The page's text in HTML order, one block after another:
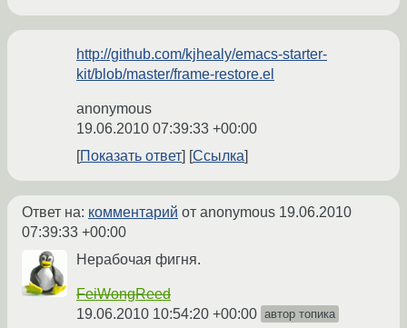
http://github.com/kjhealy/emacs-starter-
kit/blob/master/frame-restore.el
anonymous
19.06.2010 07:39:33 +00:00
Показать ответ
Ссылка
Ответ на: комментарий от anonymous 19.06.2010
07:39:33 +00:00
Нерабочая фигня.
FeiWongReed
19.06.2010 10:54:20 +00:00 автор топика